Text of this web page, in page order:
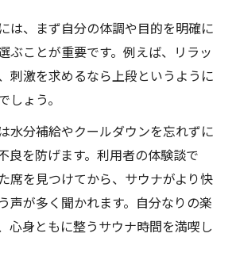
は、まず自分の体調や目的を明確に
ぶことが重要です。例えば、リラッ
刺激を求めるなら上段というように
しょう。
水分補給やクールダウンを忘れずに
良を防げます。利用者の体験談で
席を見つけてから、サウナがより快
声が多く聞かれます。自分なりの楽
心身ともに整うサウナ時間を満喫し